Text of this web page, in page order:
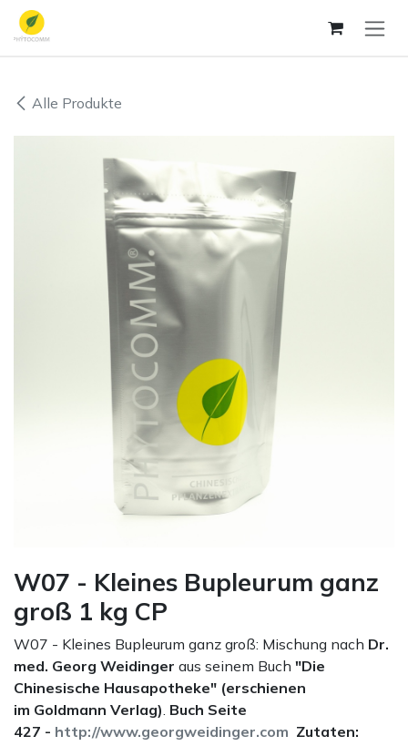
Zum Inhalt springen
Alle Produkte
W07 - Kleines Bupleurum ganz
groß 1 kg CP
W07 - Kleines Bupleurum ganz groß: Mischung nach Dr.
med. Georg Weidinger aus seinem Buch "Die
Chinesische Hausapotheke" (erschienen
im Goldmann Verlag) Buch Seite
427 - http://www.georgweidinger.com Zutaten: